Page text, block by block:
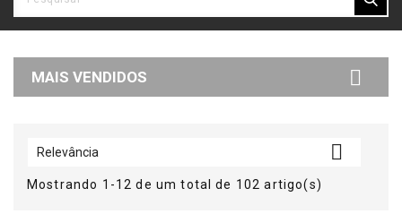
MAIS VENDIDOS 
Relevância 
Mostrando 1-12 de um total de 102 artigo(s)